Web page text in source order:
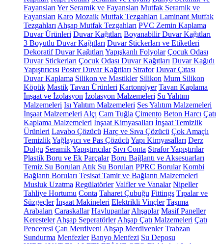
Fayansları Yer Seramik ve Fayansları Mutfak Seramik ve
Fayansları Karo Mozaik Mutfak Tezgahları Laminant Mutfak
Tezgahları Ahşap Mutfak Tezgahları PVC Zemin Kaplama
Duvar Ürünleri Duvar Kağıtları Boyanabilir Duvar Kağıtları
3 Boyutlu Duvar Kağıtları Duvar Stickerları ve Etiketleri
Dekoratif Duvar Kağıtları Yapışkanlı Folyolar Çocuk Odası
Duvar Stickerları Çocuk Odası Duvar Kağıtları Duvar Kağıdı
Yapıştırıcısı Poster Duvar Kağıtları Strafor Duvar Çıtası
Duvar Kaplama Silikon ve Mastikler Silikon Mum Silikon
Köpük Mastik Tavan Ürünleri Kartonpiyer Tavan Kaplama
İnşaat ve İzolasyon İzolasyon Malzemeleri Su Yalıtım
Malzemeleri Isı Yalıtım Malzemeleri Ses Yalıtım Malzemeleri
İnşaat Malzemeleri Alçı Cam Tuğla Çimento Beton Harcı Çatı
Kaplama Malzemeleri İnşaat Kimyasalları İnşaat Temizlik
Ürünleri Lavabo Çözücü Harç ve Sıva Çözücü Çok Amaçlı
TemizlikYağlayıcı ve Pas Çözücü Yapı Kimyasalları Derz
Dolgu Seramik Yapıştırıcılar Sıvı Conta Strafor Yapıştırılar
Plastik Boru ve Ek Parçalar Boru Bağlantı ve Aksesuarları
Temiz Su Boruları Atık Su Boruları PPRC Borular Kombi
Bağlantı Boruları Tesisat Tamir ve Bağlantı Malzemeleri
Musluk Uzatma Regülatörler Valfler ve Vanalar Nipeller
Tahliye Hortumu Conta Taharet Çubuğu Fittings Tıpalar ve
Süzgeçler İnşaat Makineleri Elektrikli Vinçler Taşıma
Arabaları Caraskallar Havlupanlar Ahşaplar Masif Paneller
Keresteler Ahşap Seperatörler Ahşap Çatı Malzemeleri Çatı
Penceresi Çatı Merdiveni Ahşap Merdivenler Trabzan
Sundurma Menfezler Banyo Menfezi Su Deposu